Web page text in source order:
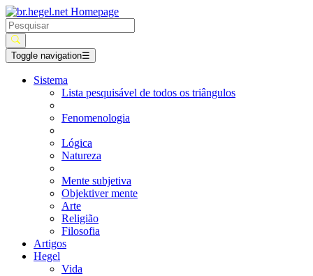
Toggle navigation☰
Sistema
Lista pesquisável de todos os triângulos
Fenomenologia
Lógica
Natureza
Mente subjetiva
Objektiver mente
Arte
Religião
Filosofia
Artigos
Hegel
Vida